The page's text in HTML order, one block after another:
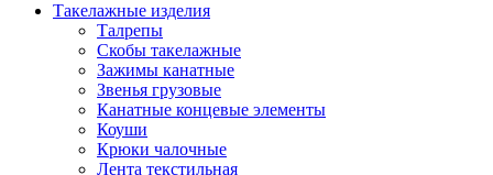
Такелажные изделия
Талрепы
Скобы такелажные
Зажимы канатные
Звенья грузовые
Канатные концевые элементы
Коуши
Крюки чалочные
Лента текстильная